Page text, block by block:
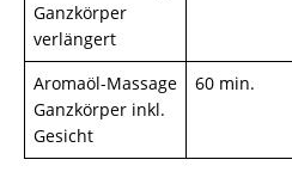
Ganzkörper
verlängert
Aromaöl-Massage
Ganzkörper inkl.
Gesicht
60 min.